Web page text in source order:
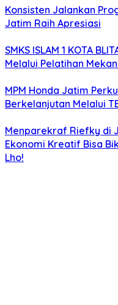
Konsisten Jalankan
Jatim Raih Apresiasi
SMKS ISLAM 1 KOTA
Melalui Pelatihan
MPM Honda Jatim
Berkelanjutan Melalui
Menparekraf Riefky di
Ekonomi Kreatif Bisa
Lho!